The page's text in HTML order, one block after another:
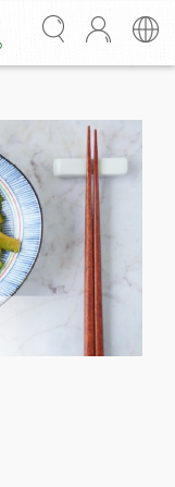
微微苦味與鹹蛋